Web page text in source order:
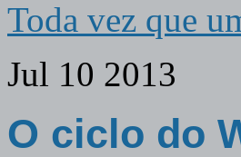
Toda vez que
Jul 10 2013
O ciclo do